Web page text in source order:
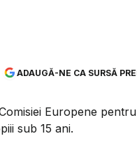
ADAUGĂ-NE CA SURSĂ
Europene
sub 15 ani.